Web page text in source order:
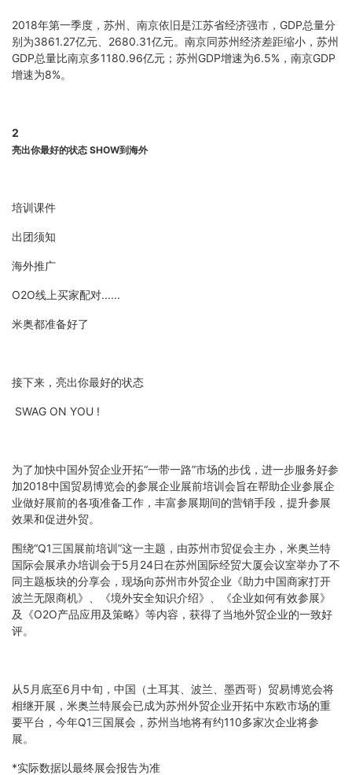
2018年第一季度，苏州、南京依旧是江苏省经济强市，GDP总量分
别为3861.27亿元、2680.31亿元。南京同苏州经济差距缩小，苏州
GDP总量比南京多1180.96亿元；苏州GDP增速为6.5%，南京GDP
增速为8%。
2
亮出你最好的状态 SHOW到海外
培训课件
出团须知
海外推广
O2O线上买家配对......
米奥都准备好了
接下来，亮出你最好的状态
SWAG ON YOU !
为了加快中国外贸企业开拓“一带一路”市场的步伐，进一步服务好参
加2018中国贸易博览会的参展企业展前培训会旨在帮助企业参展企
业做好展前的各项准备工作，丰富参展期间的营销手段，提升参展
效果和促进外贸。
围绕“Q1三国展前培训”这一主题，由苏州市贸促会主办，米奥兰特
国际会展承办培训会于5月24日在苏州国际经贸大厦会议室举办了不
同主题板块的分享会，现场向苏州市外贸企业《助力中国商家打开
波兰无限商机》、《境外安全知识介绍》、《企业如何有效参展》
及《O2O产品应用及策略》等内容，获得了当地外贸企业的一致好
评。
从5月底至6月中旬，中国（土耳其、波兰、墨西哥）贸易博览会将
相继开展，米奥兰特展会已成为苏州外贸企业开拓中东欧市场的重
要平台，今年Q1三国展会，苏州当地将有约110多家次企业将参
展。
*实际数据以最终展会报告为准